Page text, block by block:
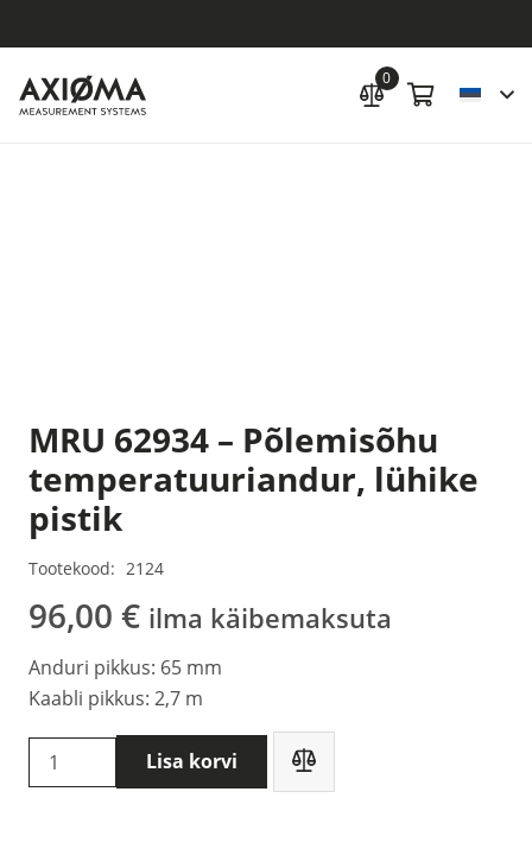
0
MRU 62934 – Põlemisõhu
temperatuuriandur, lühike
pistik
Tootekood: 2124
96,00 € ilma käibemaksuta
Anduri pikkus: 65 mm
Kaabli pikkus: 2,7 m
MRU
62934
Lisa korvi